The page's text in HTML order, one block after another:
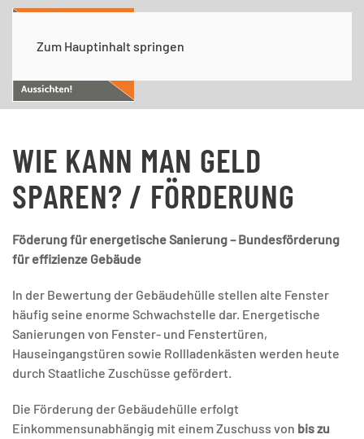
Zum Hauptinhalt springen
WIE KANN MAN GELD
SPAREN? / FÖRDERUNG
Föderung für energetische Sanierung – Bundesförderung
für effizienze Gebäude
In der Bewertung der Gebäudehülle stellen alte Fenster
häufig seine enorme Schwachstelle dar. Energetische
Sanierungen von Fenster- und Fenstertüren,
Hauseingangstüren sowie Rollladenkästen werden heute
durch Staatliche Zuschüsse gefördert.
Die Förderung der Gebäudehülle erfolgt
Einkommensunabhängig mit einem Zuschuss von bis zu